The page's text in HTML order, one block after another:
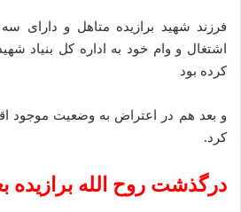
فرزند شهید برازیده متاهل و دارای
اشتغال و وام خود به اداره کل بنیاد
کرده بود
و بعد هم در اعتراض به وضعیت موجود
کرد.
درگذشت روح الله برازیده